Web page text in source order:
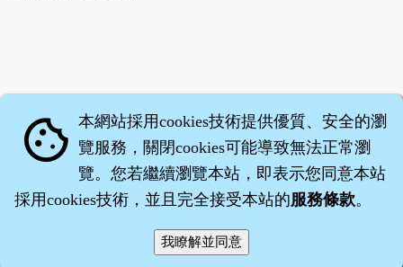
‧沈藥子©2008～2026
cookie 本網站採用cookies技術提供優質、安全的瀏
覽服務，關閉cookies可能導致無法正常瀏
覽。您若繼續瀏覽本站，即表示您同意本站
採用cookies技術，並且完全接受本站的服務條款。